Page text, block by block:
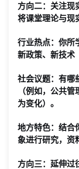
方向二：关注现
将课堂理论与现
行业热点：你所
新政策、新技术
社会议题：有哪
（例如，公共
为变化）。
地方特色：结合
象进行研究，资
方向三：延伸过